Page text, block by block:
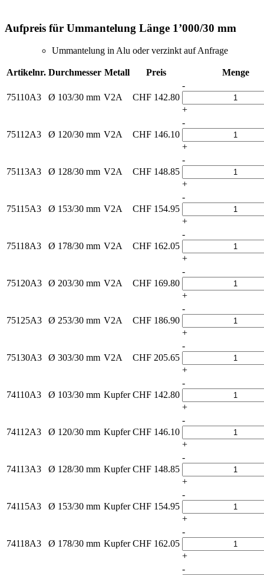
Aufpreis für Ummantelung Länge 1’000/30 mm
Ummantelung in Alu oder verzinkt auf Anfrage
Artikelnr. Durchmesser Metall Preis Menge
75110A3 Ø 103/30 mm V2A CHF 142.80
-
+
75112A3 Ø 120/30 mm V2A CHF 146.10
-
+
75113A3 Ø 128/30 mm V2A CHF 148.85
-
+
75115A3 Ø 153/30 mm V2A CHF 154.95
-
+
75118A3 Ø 178/30 mm V2A CHF 162.05
-
+
75120A3 Ø 203/30 mm V2A CHF 169.80
-
+
75125A3 Ø 253/30 mm V2A CHF 186.90
-
+
75130A3 Ø 303/30 mm V2A CHF 205.65
-
+
74110A3 Ø 103/30 mm Kupfer CHF 142.80
-
+
74112A3 Ø 120/30 mm Kupfer CHF 146.10
-
+
74113A3 Ø 128/30 mm Kupfer CHF 148.85
-
+
74115A3 Ø 153/30 mm Kupfer CHF 154.95
-
+
74118A3 Ø 178/30 mm Kupfer CHF 162.05
-
+
-